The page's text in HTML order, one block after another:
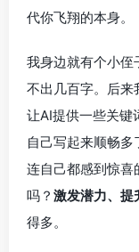
代你飞翔的本身。
我身边就有个小侄
不出几百字。后来
让AI提供一些关键
自己写起来顺畅
连自己都感到惊喜
吗？ 激发潜力、提
得多。